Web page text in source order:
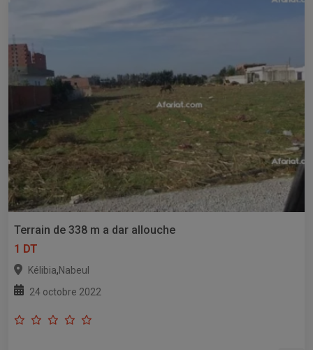
Terrain de 338 m a dar allouche
1 DT
Kélibia,Nabeul
24 octobre 2022